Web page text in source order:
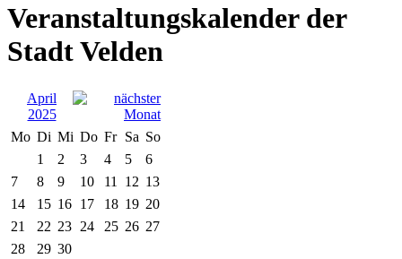
Veranstaltungskalender der
Stadt Velden
April
2025
Mo Di Mi Do Fr Sa So
1
2 3 4 5
6
7
8 9 10 11 12 13
14
15 16 17 18 19 20
21
22 23 24 25 26 27
28
29 30